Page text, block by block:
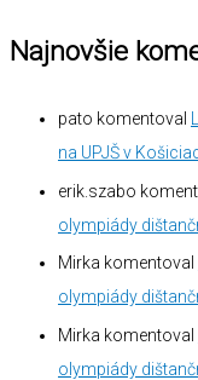
Najnovšie
pato komentoval
na UPJŠ v
erik.szabo
olympiády
Mirka komentoval
olympiády
Mirka komentoval
olympiády